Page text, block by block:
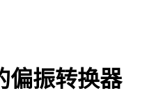
偏振转换器